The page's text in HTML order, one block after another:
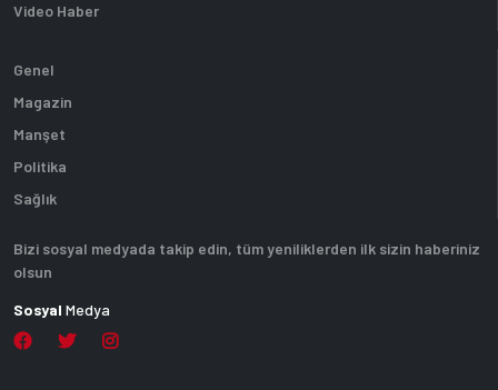
Video Haber
Genel
Magazin
Manşet
Politika
Sağlık
Bizi sosyal medyada takip edin, tüm yeniliklerden ilk sizin haberiniz
olsun
Sosyal Medya